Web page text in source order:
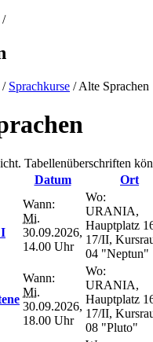
/
/ Sprachkurse /Alte Sprachen
Tabellenüberschriften
Datum Ort
I
Wann:
Mi.
30.09.2026,
14.00 Uhr
Wo:
URANIA,
Hauptplatz
17/II,
04 "Neptun"
Wann:
Mi.
30.09.2026,
18.00 Uhr
Wo:
URANIA,
Hauptplatz
17/II,
08 "Pluto"